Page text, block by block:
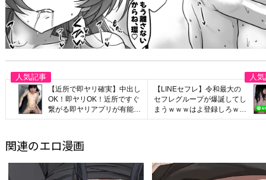
【近所で即ヤリ確実】中出し
OK！即ヤリOK！近所ですぐ
繋がる即ヤリアプリが有能す
ぎたwww
【LINEセフレ】令和最大の
セフレグループが爆誕してし
まうｗｗｗはよ登録しろｗｗ
ｗ
関連のエロ漫画